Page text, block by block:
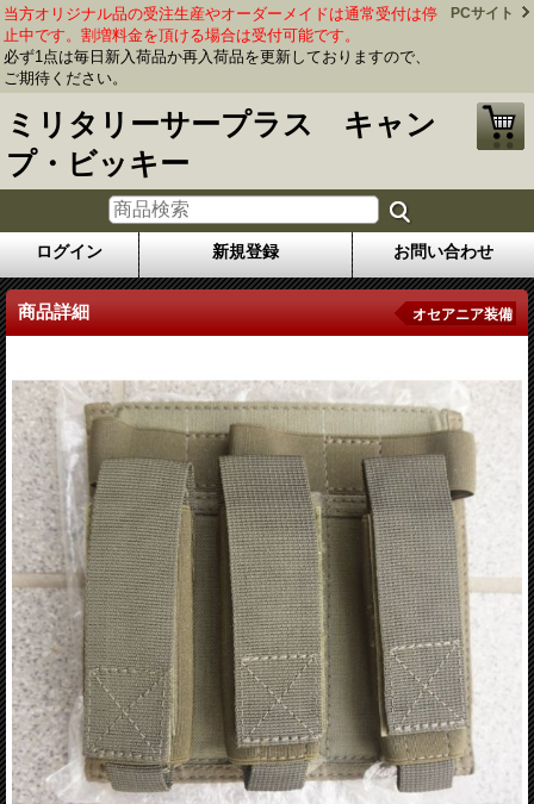
当方オリジナル品の受注生産やオーダーメイドは通常受付は停
止中です。割増料金を頂ける場合は受付可能です。
必ず1点は毎日新入荷品か再入荷品を更新しておりますので、
ご期待ください。
PCサイト
ミリタリーサープラス キャン
プ・ビッキー
ログイン 新規登録 お問い合わせ
商品詳細 オセアニア装備